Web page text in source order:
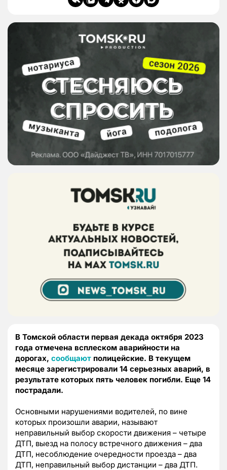
В Томской области первая декада октября 2023
года отмечена всплеском аварийности на
дорогах, сообщают полицейские. В текущем
месяце зарегистрировали 14 серьезных аварий, в
результате которых пять человек погибли. Еще 14
пострадали.
Основными нарушениями водителей, по вине
которых произошли аварии, называют
неправильный выбор скорости движения – четыре
ДТП, выезд на полосу встречного движения – два
ДТП, несоблюдение очередности проезда – два
ДТП, неправильный выбор дистанции – два ДТП.